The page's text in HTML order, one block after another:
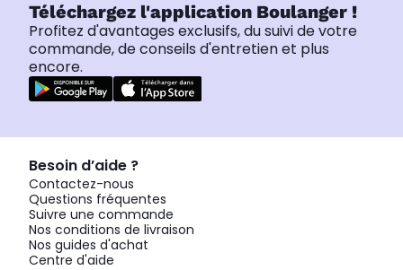
Téléchargez l'application Boulanger !
Profitez d'avantages exclusifs, du suivi de votre
commande, de conseils d'entretien et plus
encore.
Besoin d’aide ?
Contactez-nous
Questions fréquentes
Suivre une commande
Nos conditions de livraison
Nos guides d'achat
Centre d'aide